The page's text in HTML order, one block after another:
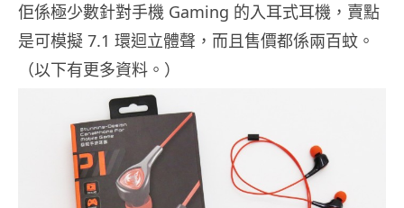
佢係極少數針對手機 Gaming 的入耳式耳機，賣點
是可模擬 7.1 環迴立體聲，而且售價都係兩百蚊。
（以下有更多資料。）